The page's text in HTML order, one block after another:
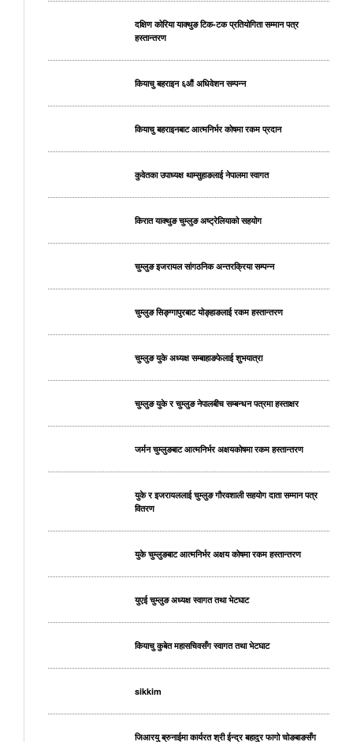
दक्षिण कोरिया याक्थुङ टिक-टक प्रतियोगिता सम्मान पत्र
हस्तान्तरण
कियाचु बहराइन ६औं अधिवेशन सम्पन्न
कियाचु बहराइनबाट आत्मनिर्भर कोषमा रकम प्रदान
कुवेतका उपाध्यक्ष थाम्सुहाङलाई नेपालमा स्वागत
किरात याक्थुङ चुम्लुङ अष्ट्रेलियाको सहयोग
चुम्लुङ इजरायल सांगठनिक अन्तरक्रिया सम्पन्न
चुम्लुङ सिङ्ग्गापुरबाट योङ्हाङलाई रकम हस्तान्तरण
चुम्लुङ युके अध्यक्ष सम्बाहाङफेलाई शुभयात्रा
चुम्लुङ युके र चुम्लुङ नेपालबीच सम्बन्धन पत्रमा हस्ताक्षर
जर्मन चुम्लुङबाट आत्मनिर्भर अक्षयकोषमा रकम हस्तान्तरण
युके र इजरायललाई चुम्लुङ गौरवशाली सहयोग दाता सम्मान पत्र
वितरण
युके चुम्लुङबाट आत्मनिर्भर अक्षय कोषमा रकम हस्तान्तरण
युएई चुम्लुङ अध्यक्ष स्वागत तथा भेटघाट
कियाचु कुबेत महासचिवसँग स्वागत तथा भेटघाट
sikkim
जिआरयु ब्रुनाईमा कार्यरत श्री ईन्द्र बहादुर फागो चोङबाङसँग